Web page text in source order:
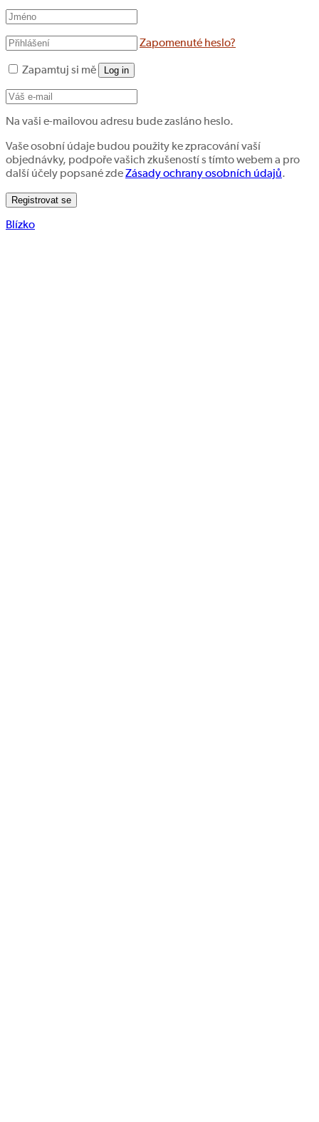
Zapomenuté heslo?
Zapamtuj si mě Log in
Na vaši e-mailovou adresu bude zasláno heslo.
Vaše osobní údaje budou použity ke zpracování vaší
objednávky, podpoře vašich zkušeností s tímto webem a pro
další účely popsané zdeZásady ochrany osobních údajů.
Registrovat se
Blízko